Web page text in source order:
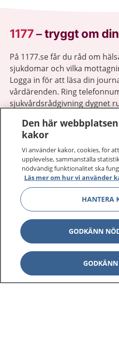
1177–tryggt om
På 1177.se får du råd om
sjukdomar och vilka
Logga in för att läsa din
vårdärenden. Ring
sjukvårdsrådgivning dygnet
1177 på flera språk
Om 1177
Kontakt
Behandling av personuppgifter
Den här
kakor
Vi använder kakor, cookies, för
upplevelse, sammanställa
nödvändig funktionalitet ska
Läs mer om hur vi använder
HANTERA
GODKÄNN